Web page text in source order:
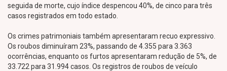
seguida de morte, cujo índice despencou 40%, de cinco para três
casos registrados em todo estado.
Os crimes patrimoniais também apresentaram recuo expressivo.
Os roubos diminuíram 23%, passando de 4.355 para 3.363
ocorrências, enquanto os furtos apresentaram redução de 5%, de
33.722 para 31.994 casos. Os registros de roubos de veículo